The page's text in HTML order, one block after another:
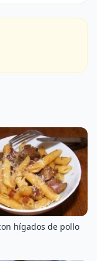
hígados de pollo